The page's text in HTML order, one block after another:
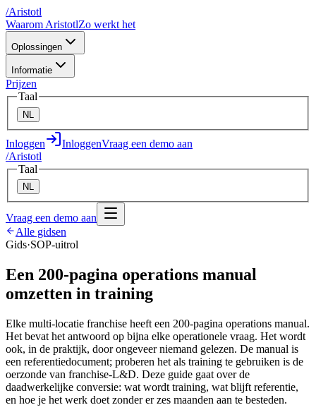
/Aristotl
Waarom AristotlZo werkt het
Oplossingen
Informatie
Prijzen
Taal
NL
Inloggen InloggenVraag een demo aan
/Aristotl
Taal
NL
Vraag een demo aan
Alle gidsen
Gids·SOP-uitrol
Een 200-pagina operations manual
omzetten in training
Elke multi-locatie franchise heeft een 200-pagina operations manual.
Het bevat het antwoord op bijna elke operationele vraag. Het wordt
ook, in de praktijk, door ongeveer niemand gelezen. De manual is
een referentiedocument; proberen het als training te gebruiken is de
oerzonde van franchise-L&D. Deze guide gaat over de
daadwerkelijke conversie: wat wordt training, wat blijft referentie,
en hoe je het werk doet zonder er zes maanden aan te besteden.